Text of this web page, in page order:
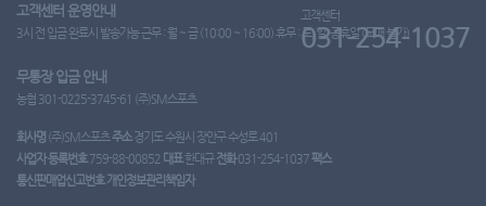
고객센터 운영안내
3시 전 입금 완료시 발송가능 근무 : 월 ~ 금 (10:00 ~ 16:00) 휴무 : 토, 일, 공휴일 (도매 불가)
고객센터
031-254-1037
무통장 입금 안내
농협 301-0225-3745-61 (주)SM스포츠
회사명 (주)SM스포츠주소경기도 수원시 장안구 수성로 401
사업자 등록번호759-88-00852 대표한대규 전화031-254-1037팩스
통신판매업신고번호 개인정보관리책임자